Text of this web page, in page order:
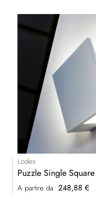
Lodes
Puzzle Single Square
A partire da 248,88 €